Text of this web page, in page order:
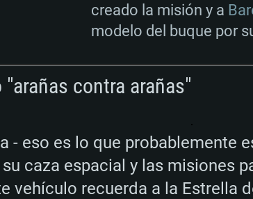
creado la misión y a
modelo del buque por
contra arañas"
- eso es lo que probablemente
caza espacial y las misiones
vehículo recuerda a la Estrella